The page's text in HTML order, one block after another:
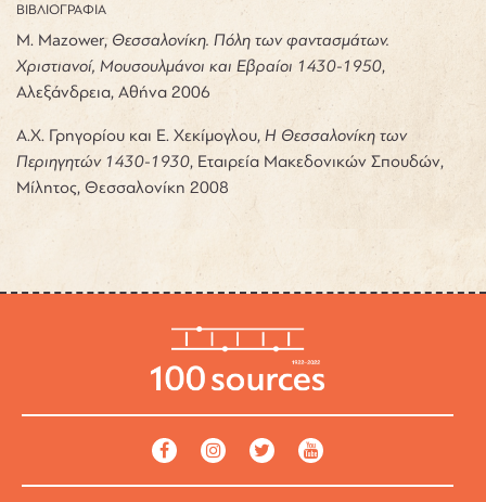
ΒΙΒΛΙΟΓΡΑΦΙΑ
Μ. Mazower, Θεσσαλονίκη. Πόλη των φαντασμάτων.
Χριστιανοί, Μουσουλμάνοι και Εβραίοι 1430-1950,
Αλεξάνδρεια, Αθήνα 2006
Α.Χ. Γρηγορίου και Ε. Χεκίμογλου, Η Θεσσαλονίκη των
Περιηγητών 1430-1930, Εταιρεία Μακεδονικών Σπουδών,
Μίλητος, Θεσσαλονίκη 2008